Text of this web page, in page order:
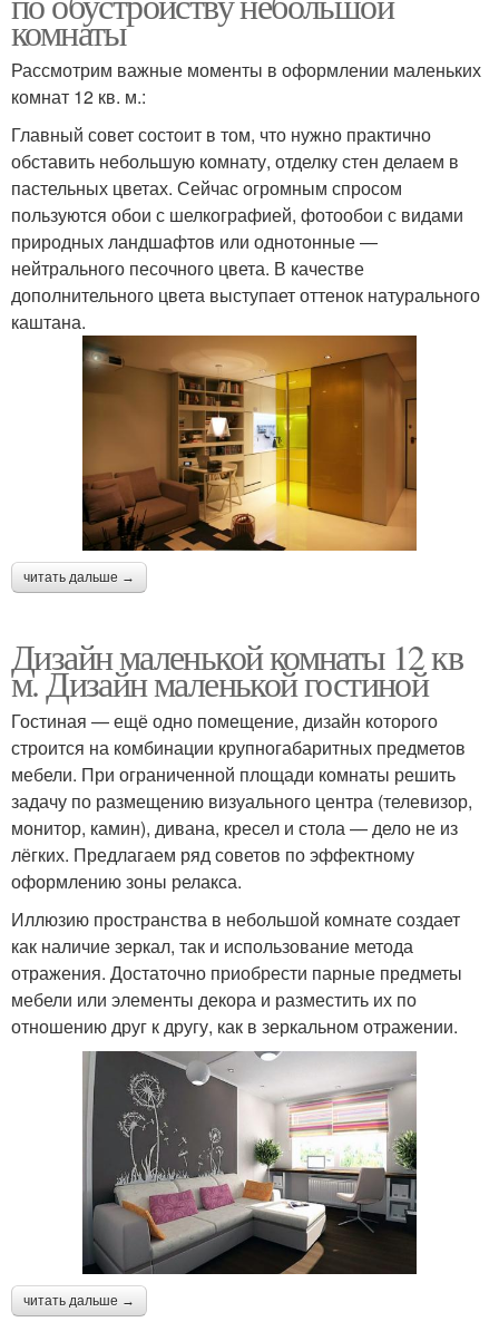
комнаты
Рассмотрим важные моменты в оформлении маленьких
комнат 12 кв. м.:
Главный совет состоит в том, что нужно практично
обставить небольшую комнату, отделку стен делаем в
пастельных цветах. Сейчас огромным спросом
пользуются обои с шелкографией, фотообои с видами
природных ландшафтов или однотонные —
нейтрального песочного цвета. В качестве
дополнительного цвета выступает оттенок натурального
каштана.
читать дальше →
Дизайн маленькой комнаты 12 кв
м. Дизайн маленькой гостиной
Гостиная — ещё одно помещение, дизайн которого
строится на комбинации крупногабаритных предметов
мебели. При ограниченной площади комнаты решить
задачу по размещению визуального центра (телевизор,
монитор, камин), дивана, кресел и стола — дело не из
лёгких. Предлагаем ряд советов по эффектному
оформлению зоны релакса.
Иллюзию пространства в небольшой комнате создает
как наличие зеркал, так и использование метода
отражения. Достаточно приобрести парные предметы
мебели или элементы декора и разместить их по
отношению друг к другу, как в зеркальном отражении.
читать дальше →